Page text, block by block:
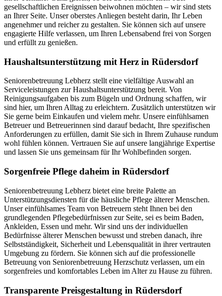
gesellschaftlichen Ereignissen beiwohnen möchten – wir sind stets
an Ihrer Seite. Unser oberstes Anliegen besteht darin, Ihr Leben
angenehmer und reicher zu gestalten. Sie können sich auf unsere
engagierte Hilfe verlassen, um Ihren Lebensabend frei von Sorgen
und erfüllt zu genießen.
Haushalts­unterstützung mit Herz in Rüdersdorf
Seniorenbetreuung Lebherz stellt eine vielfältige Auswahl an
Serviceleistungen zur Haushaltsunterstützung bereit. Von
Reinigungsaufgaben bis zum Bügeln und Ordnung schaffen, wir
sind hier, um Ihren Alltag zu erleichtern. Zusätzlich unterstützen wir
Sie gerne beim Einkaufen und vielem mehr. Unsere einfühlsamen
Betreuer und Betreuerinnen sind darauf bedacht, Ihre spezifischen
Anforderungen zu erfüllen, damit Sie sich in Ihrem Zuhause rundum
wohl fühlen können. Vertrauen Sie auf unsere langjährige Expertise
und lassen Sie uns gemeinsam für Ihr Wohlbefinden sorgen.
Sorgenfreie Pflege daheim in Rüdersdorf
Seniorenbetreuung Lebherz bietet eine breite Palette an
Unterstützungsdiensten für die häusliche Pflege älterer Menschen.
Unser einfühlsames Team von Betreuern steht Ihnen bei den
grundlegenden Pflegebedürfnissen zur Seite, sei es beim Baden,
Ankleiden, Essen und mehr. Wir sind uns der individuellen
Bedürfnisse älterer Menschen bewusst und streben danach, ihre
Selbstständigkeit, Sicherheit und Lebensqualität in ihrer vertrauten
Umgebung zu fördern. Sie können sich auf die professionelle
Betreuung von Seniorenbetreuung Herzschutz verlassen, um ein
sorgenfreies und komfortables Leben im Alter zu Hause zu führen.
Transparente Preisgestaltung in Rüdersdorf